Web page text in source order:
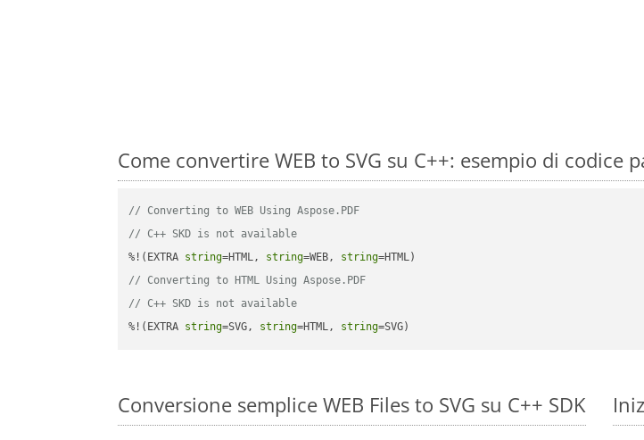
Come convertire WEB to SVG su C++: esempio di codice
// Converting to WEB Using Aspose.PDF
// C++ SKD is not available
%!(EXTRA string=HTML, string=WEB, string
// Converting to HTML Using Aspose.PDF
// C++ SKD is not available
%!(EXTRA string=SVG, string=HTML, string=SVG)
Conversione semplice WEB Files to SVG su C++ SDK